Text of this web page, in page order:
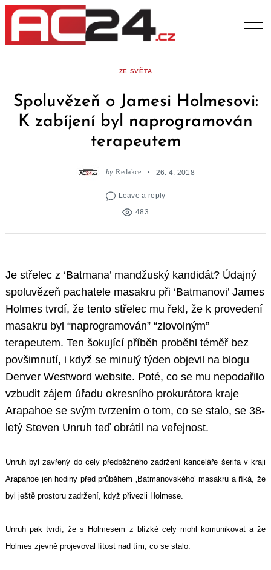
Skip
content
ZE SVĚTA
Spoluvězeň o Jamesi Holmesovi:
K zabíjení byl naprogramován
terapeutem
by Redakce 26. 4. 2018
Leave a reply
483
Je střelec z ‘Batmana’ mandžuský kandidát? Údajný
spoluvězeň pachatele masakru při ‘Batmanovi’ James
Holmes tvrdí, že tento střelec mu řekl, že k provedení
masakru byl “naprogramován” “zlovolným”
terapeutem. Ten šokující příběh proběhl téměř bez
povšimnutí, i když se minulý týden objevil na blogu
Denver Westword website. Poté, co se mu nepodařilo
vzbudit zájem úřadu okresního prokurátora kraje
Arapahoe se svým tvrzením o tom, co se stalo, se 38-
letý Steven Unruh teď obrátil na veřejnost.
Unruh byl zavřený do cely předběžného zadržení kanceláře šerifa v kraji
Arapahoe jen hodiny před průběhem ‚Batmanovského‘ masakru a říká, že
byl ještě prostoru zadržení, když přivezli Holmese.
Unruh pak tvrdí, že s Holmesem z blízké cely mohl komunikovat a že
Holmes zjevně projevoval lítost nad tím, co se stalo.